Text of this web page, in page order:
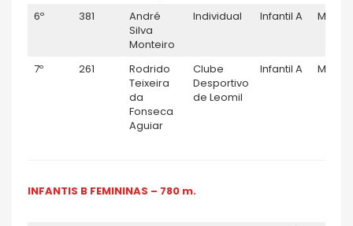
6º 381
André
Silva
Monteiro
Individual Infantil A M
7º 261
Rodrido
Teixeira
da
Fonseca
Aguiar
Clube
Desportivo
de Leomil
Infantil A M
INFANTIS B FEMININAS – 780 m.